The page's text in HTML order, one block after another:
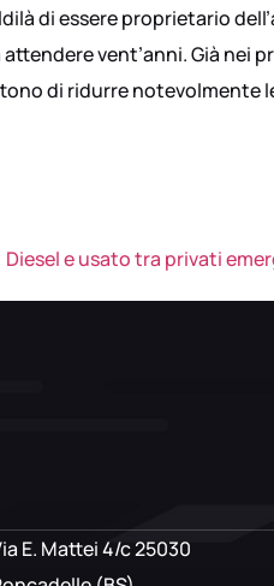
di essere proprietario
vent’anni. Già nei
di ridurre notevolmente
Diesel e usato tra privati
E. Mattei 4/c 25030